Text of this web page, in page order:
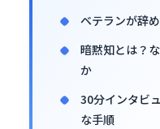
ベテランが辞
暗黙知とは？
か
30分インタビ
な手順